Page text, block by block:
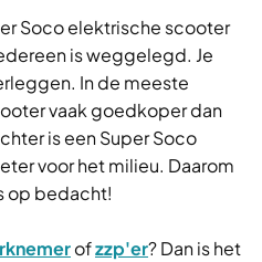
Soco elektrische scooter
is weggelegd. Je
In de meeste
vaak goedkoper dan
is een Super Soco
voor het milieu. Daarom
op bedacht!
ofzzp'er? Dan is het